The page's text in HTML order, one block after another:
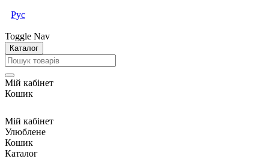
Рус
Toggle Nav
Каталог
Мій кабінет
Кошик
Мій кабінет
Улюблене
Кошик
Каталог